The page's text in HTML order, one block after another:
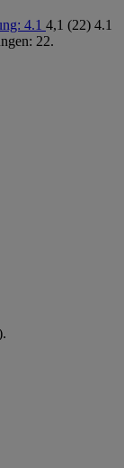
4.1 4,1 (22) 4.1
22.